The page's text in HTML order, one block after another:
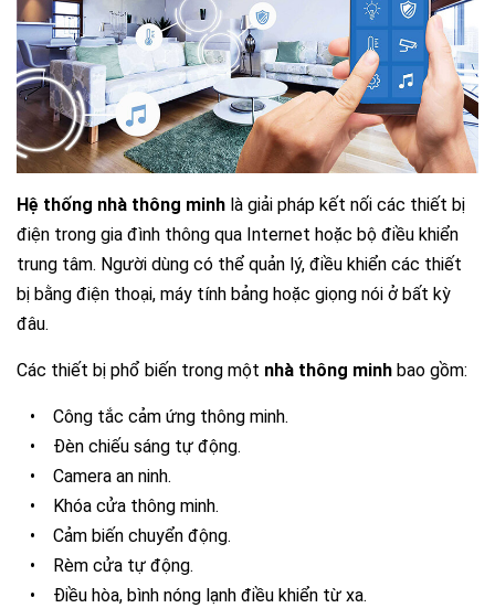
Hệ thống nhà thông minh là giải pháp kết nối các thiết bị
điện trong gia đình thông qua Internet hoặc bộ điều khiển
trung tâm. Người dùng có thể quản lý, điều khiển các thiết
bị bằng điện thoại, máy tính bảng hoặc giọng nói ở bất kỳ
đâu.
Các thiết bị phổ biến trong một nhà thông minh bao gồm:
• Công tắc cảm ứng thông minh.
• Đèn chiếu sáng tự động.
• Camera an ninh.
•
Khóa cửa thông minh.
• Cảm biến chuyển động.
•
Rèm cửa tự động.
• Điều hòa, bình nóng lạnh điều khiển từ xa.